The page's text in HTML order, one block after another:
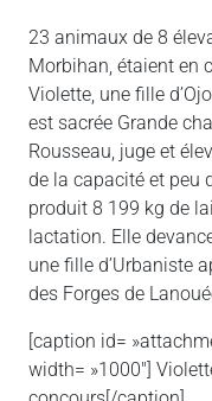
23 animaux de 8
Morbihan, étaient en
Violette, une fille
est sacrée Grande
Rousseau, juge et
de la capacité et peu
produit 8 199 kg de
lactation. Elle
une fille d’Urbaniste
des Forges de
[caption id=
width= »1000″]